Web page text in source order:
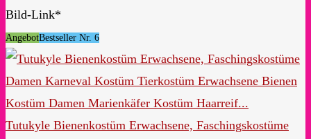
Bild-Link*
AngebotBestseller Nr. 6
Tutukyle Bienenkostüm Erwachsene, Faschingskostüme